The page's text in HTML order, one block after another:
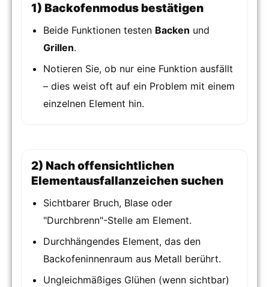
1) Backofenmodus bestätigen
Beide Funktionen testen Backen und
Grillen.
Notieren Sie, ob nur eine Funktion ausfällt
– dies weist oft auf ein Problem mit einem
einzelnen Element hin.
2) Nach offensichtlichen
Elementausfallanzeichen suchen
Sichtbarer Bruch, Blase oder
"Durchbrenn"-Stelle am Element.
Durchhängendes Element, das den
Backofeninnenraum aus Metall berührt.
Ungleichmäßiges Glühen (wenn sichtbar)